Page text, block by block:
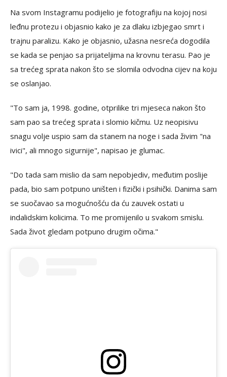
Na svom Instagramu podijelio je fotografiju na kojoj nosi
leđnu protezu i objasnio kako je za dlaku izbjegao smrt i
trajnu paralizu. Kako je objasnio, užasna nesreća dogodila
se kada se penjao sa prijateljima na krovnu terasu. Pao je
sa trećeg sprata nakon što se slomila odvodna cijev na koju
se oslanjao.
"To sam ja, 1998. godine, otprilike tri mjeseca nakon što
sam pao sa trećeg sprata i slomio kičmu. Uz neopisivu
snagu volje uspio sam da stanem na noge i sada živim "na
ivici", ali mnogo sigurnije", napisao je glumac.
"Do tada sam mislio da sam nepobjediv, međutim poslije
pada, bio sam potpuno uništen i fizički i psihički. Danima sam
se suočavao sa mogućnošću da ću zauvek ostati u
indalidskim kolicima. To me promijenilo u svakom smislu.
Sada život gledam potpuno drugim očima."